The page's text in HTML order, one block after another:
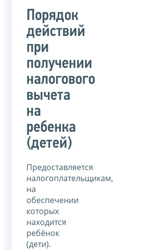
Порядок
действий
при
получении
налогового
вычета
на
ребенка
(детей)
Предоставляется
налогоплательщикам,
на
обеспечении
которых
находится
ребёнок
(дети).